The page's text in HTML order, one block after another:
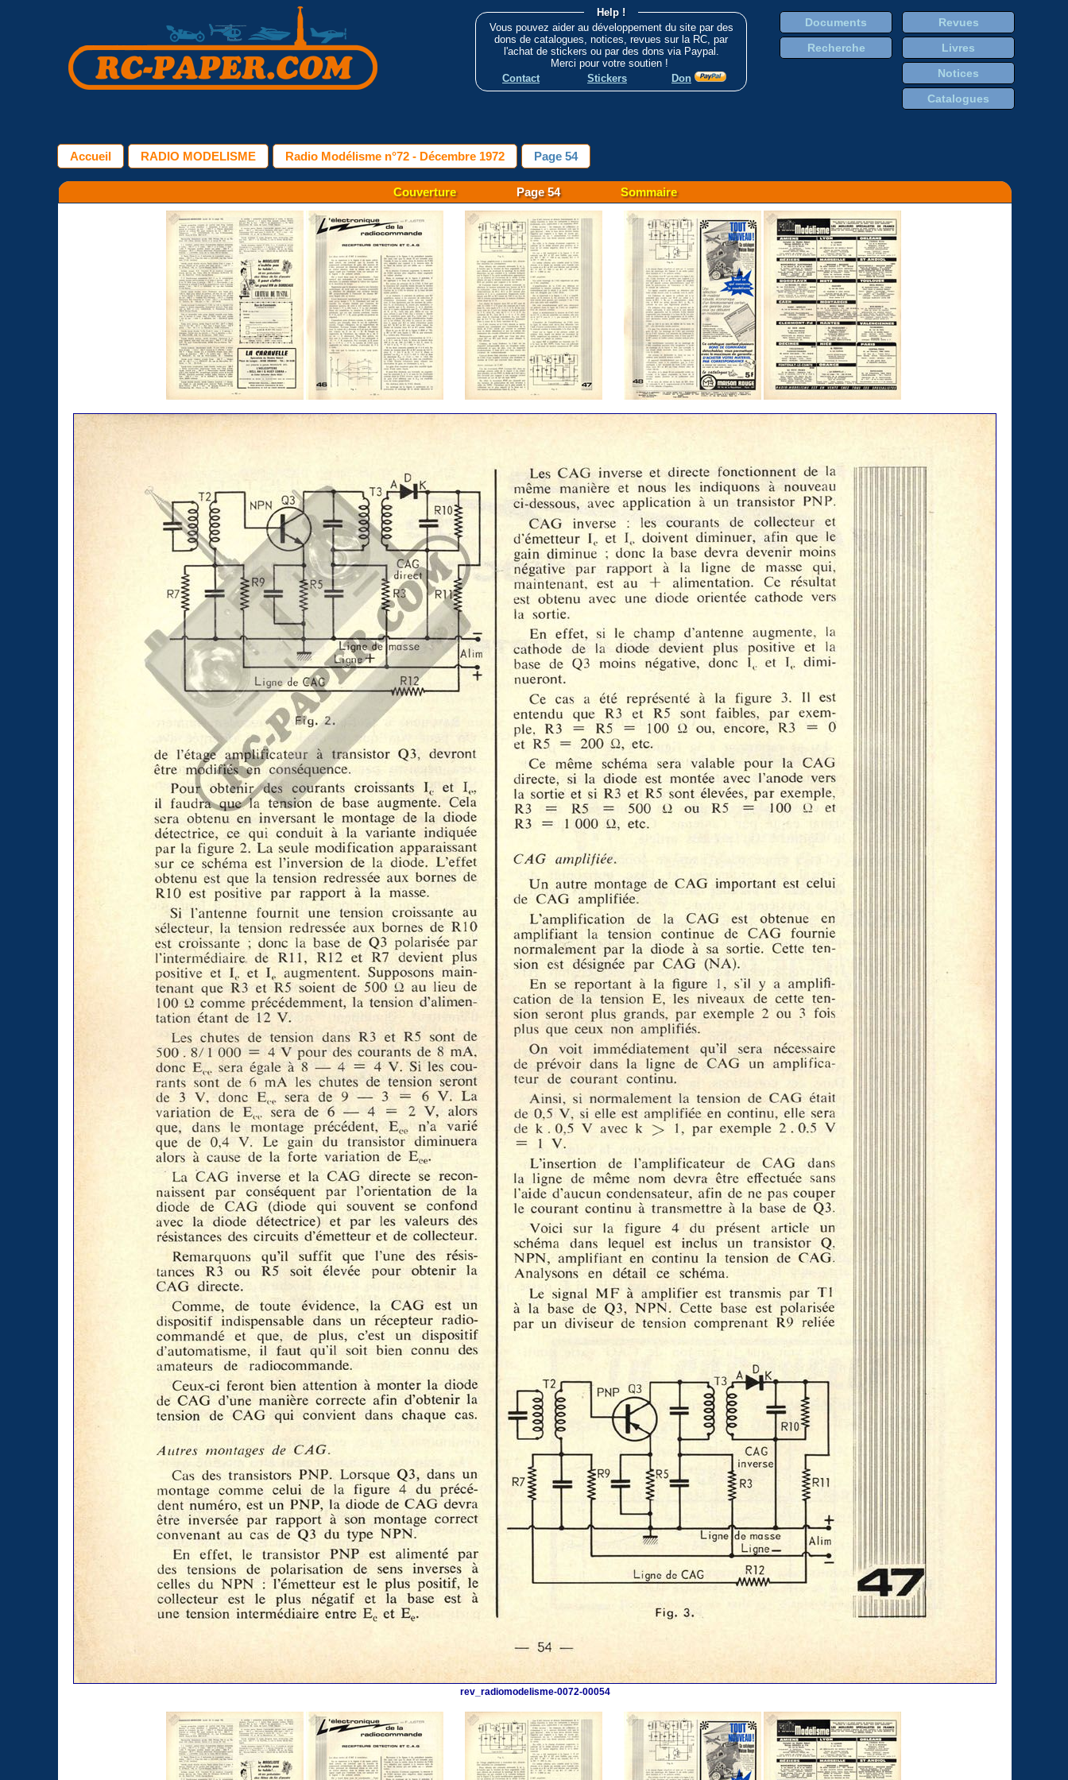
Help !
Vous pouvez aider au développement du site par des
dons de catalogues, notices, revues sur la RC, par
l'achat de stickers ou par des dons via Paypal.
Merci pour votre soutien !
Contact
Stickers Don
Documents
Recherche
Revues
Livres
Notices
Catalogues
Accueil RADIO MODELISME Radio Modélisme n°72 - Décembre 1972 Page 54
CouverturePage 54 Sommaire
rev_radiomodelisme-0072-00054